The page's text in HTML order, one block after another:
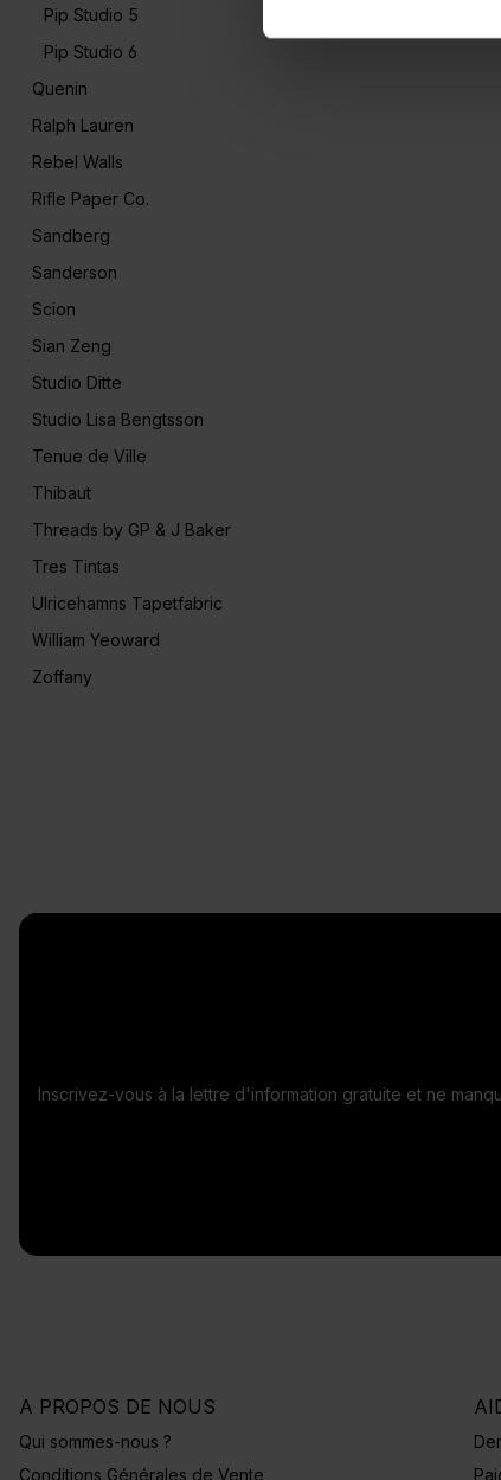
Pip Studio 5
Pip Studio 6
Quenin
Ralph Lauren
Rebel Walls
Rifle Paper Co.
Sandberg
Sanderson
Scion
Sian Zeng
Studio Ditte
Studio Lisa Bengtsson
Tenue de Ville
Thibaut
Threads by GP & J Baker
Tres Tintas
Ulricehamns Tapetfabric
William Yeoward
Zoffany
Inscrivez-vous à la lettre d'information gratuite et ne
A PROPOS DE NOUS
Qui sommes-nous ?
Conditions Générales de Vente